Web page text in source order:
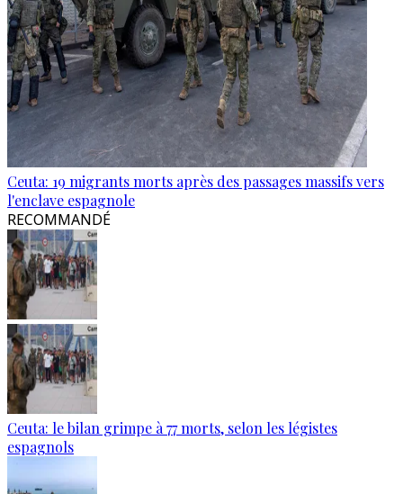
Ceuta: 19 migrants morts après des passages massifs vers
l'enclave espagnole
RECOMMANDÉ
Ceuta: le bilan grimpe à 77 morts, selon les légistes
espagnols